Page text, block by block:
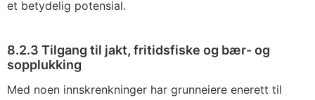
et betydelig potensial.
8.2.3 Tilgang til jakt, fritidsfiske og bær- og
sopplukking
Med noen innskrenkninger har grunneiere enerett til